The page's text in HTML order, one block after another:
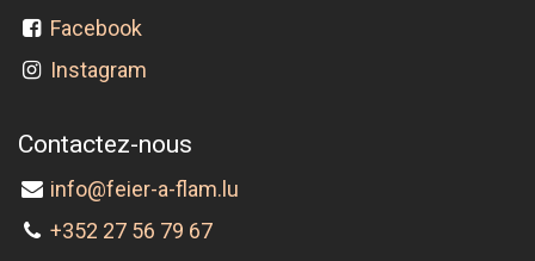
Facebook
Instagram
Contactez-nous
info@feier-a-flam.lu
+352 27 56 79 67